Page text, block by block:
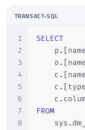
TRANSACT-SQL
1
2
3
4
5
6
7
8
SELECT
    p
. [name
    o
. [name
    c
. [name
    c
. [
    c
.
FROM
    sys
.